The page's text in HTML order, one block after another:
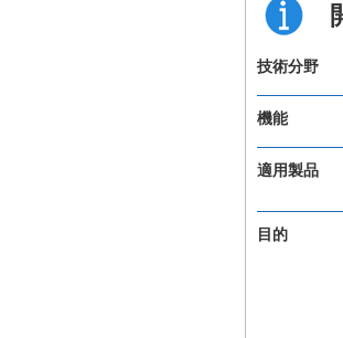
技術分野
機能
適用製品
目的